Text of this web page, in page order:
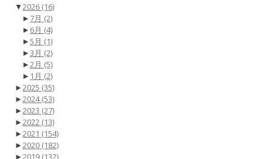
▼2026 (16)
► 7月 (2)
► 6月 (4)
►5月 (1)
►3月 (2)
►2月 (5)
► 1月 (2)
►2025 (35)
►2024(53)
►2023 (27)
►2022 (13)
►2021 (154)
►2020 (182)
►2019 (132)